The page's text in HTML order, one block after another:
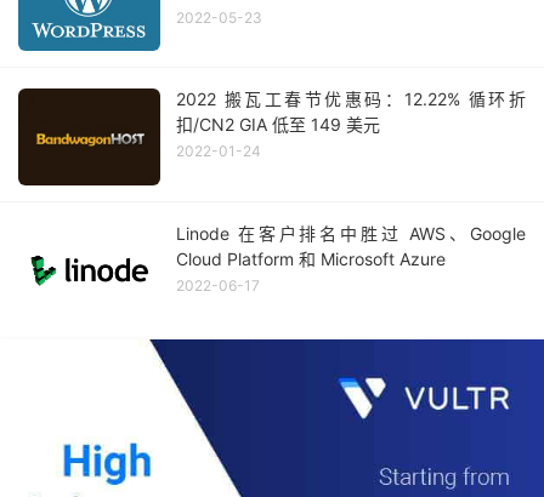
2022-05-23
2022 搬瓦工春节优惠码：12.22% 循环折
扣/CN2 GIA 低至 149 美元
2022-01-24
Linode 在客户排名中胜过 AWS、Google
Cloud Platform 和 Microsoft Azure
2022-06-17